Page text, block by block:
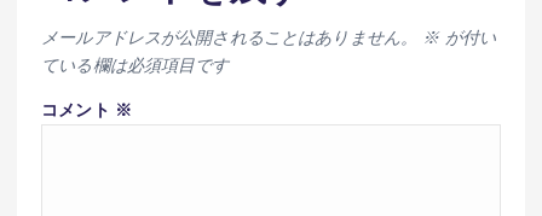
メールアドレスが公開されることはありません。 ※が付い
ている欄は必須項目です
コメント ※